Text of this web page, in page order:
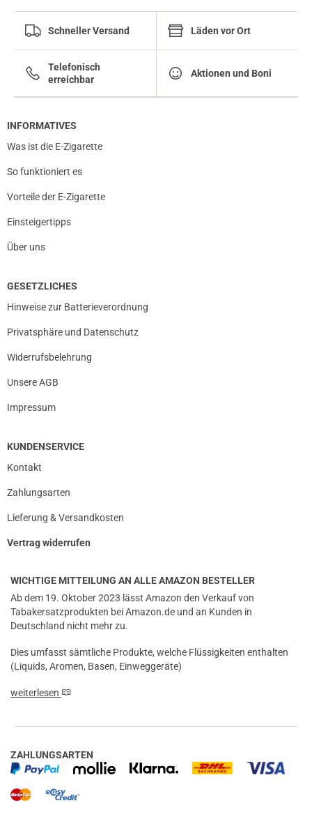
Schneller Versand Läden vor Ort
Telefonisch
erreichbar
Aktionen und Boni
INFORMATIVES
Was ist die E-Zigarette
So funktioniert es
Vorteile der E-Zigarette
Einsteigertipps
Über uns
GESETZLICHES
Hinweise zur Batterieverordnung
Privatsphäre und Datenschutz
Widerrufsbelehrung
Unsere AGB
Impressum
KUNDENSERVICE
Kontakt
Zahlungsarten
Lieferung & Versandkosten
Vertrag widerrufen
WICHTIGE MITTEILUNG AN ALLE AMAZON BESTELLER
Ab dem 19. Oktober 2023 lässt Amazon den Verkauf von
Tabakersatzprodukten bei Amazon.de und an Kunden in
Deutschland nicht mehr zu.
Dies umfasst sämtliche Produkte, welche Flüssigkeiten enthalten
(Liquids, Aromen, Basen, Einweggeräte)
weiterlesen
ZAHLUNGSARTEN